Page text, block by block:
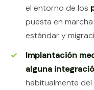
el entorno de los
puesta en
estándar y
Implantación
alguna
habitualmente